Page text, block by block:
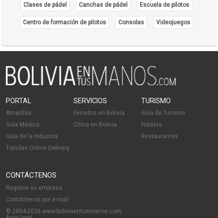
Orientación psicológica
Clases de pádel Canchas de pádel Escuela de pilotos
Centro de formación de pilotos Consolas Videojuegos
PORTAL
Amarillas
Guía Médica
Guía de la Industria
Tiendas Online Delivery
SERVICIOS
Feriados en Bolivia
Clima en Bolivia
TURISMO
Guía de Turismo
Hoteles
Restaurantes
CONTÁCTENOS
Registre su empresa
Contáctenos por e-mail
© 2004-2026 www.boliviaentusmanos.com